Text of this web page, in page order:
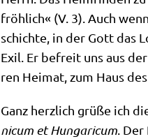
fröh­lich« (V. 3). Auch
schich­te, in der Gott das
Exil. Er befreit uns aus
ren Hei­mat, zum Haus
Ganz herz­lich grü­ße ich
ni­cum et Hun­ga­ri­cum .